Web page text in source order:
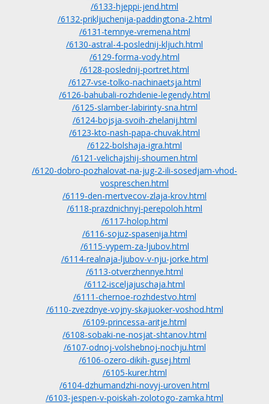
/6133-hjeppi-jend.html
/6132-prikljuchenija-paddingtona-2.html
/6131-temnye-vremena.html
/6130-astral-4-poslednij-kljuch.html
/6129-forma-vody.html
/6128-poslednij-portret.html
/6127-vse-tolko-nachinaetsja.html
/6126-bahubali-rozhdenie-legendy.html
/6125-slamber-labirinty-sna.html
/6124-bojsja-svoih-zhelanij.html
/6123-kto-nash-papa-chuvak.html
/6122-bolshaja-igra.html
/6121-velichajshij-shoumen.html
/6120-dobro-pozhalovat-na-jug-2-ili-sosedjam-vhod-
vospreschen.html
/6119-den-mertvecov-zlaja-krov.html
/6118-prazdnichnyj-perepoloh.html
/6117-holop.html
/6116-sojuz-spasenija.html
/6115-vypem-za-ljubov.html
/6114-realnaja-ljubov-v-nju-jorke.html
/6113-otverzhennye.html
/6112-isceljajuschaja.html
/6111-chernoe-rozhdestvo.html
/6110-zvezdnye-vojny-skajuoker-voshod.html
/6109-princessa-aritje.html
/6108-sobaki-ne-nosjat-shtanov.html
/6107-odnoj-volshebnoj-nochju.html
/6106-ozero-dikih-gusej.html
/6105-kurer.html
/6104-dzhumandzhi-novyj-uroven.html
/6103-jespen-v-poiskah-zolotogo-zamka.html